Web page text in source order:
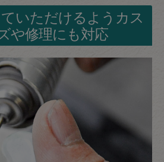
いただけるようカス
や修理にも対応